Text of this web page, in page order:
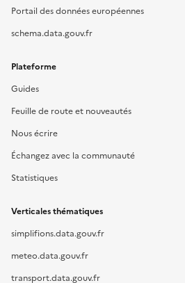
Portail des données européennes
schema.data.gouv.fr
Plateforme
Guides
Feuille de route et nouveautés
Nous écrire
Échangez avec la communauté
Statistiques
Verticales thématiques
simplifions.data.gouv.fr
meteo.data.gouv.fr
transport.data.gouv.fr